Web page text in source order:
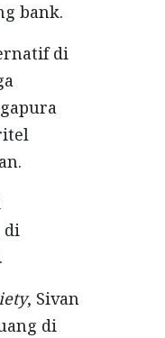
bank.
di
di
, Sivan
di